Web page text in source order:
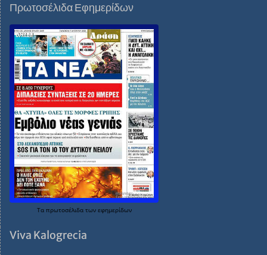
Πρωτοσέλιδα Εφημερίδων
Τα πρωτοσέλιδα των εφημερίδων
Viva Kalogrecia